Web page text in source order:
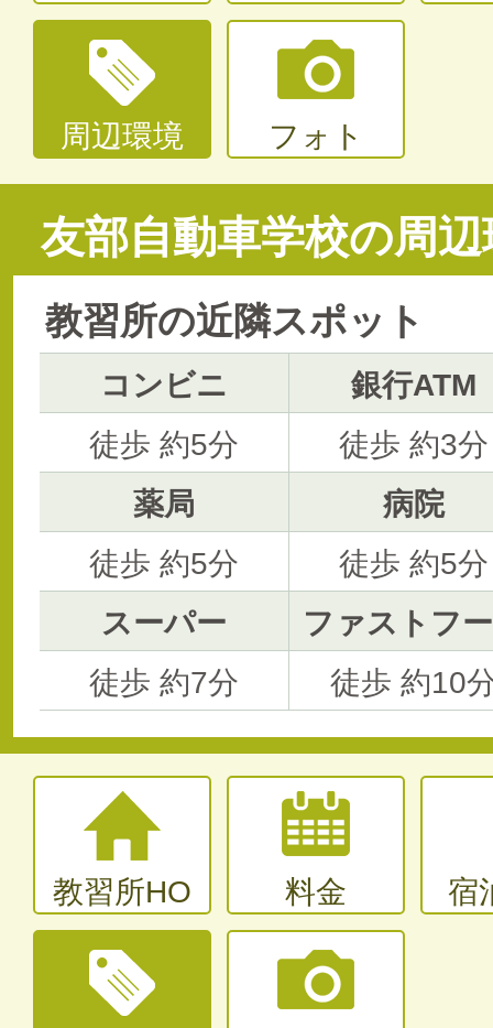
周辺環境 フォト
友部自動車学校の周辺
教習所の近隣スポット
コンビニ
銀行ATM
徒歩 約5分
徒歩 約3分
薬局
病院
徒歩 約5分
徒歩 約5分
スーパー
ファストフ
徒歩 約7分
徒歩 約10
教習所HO 料金 宿